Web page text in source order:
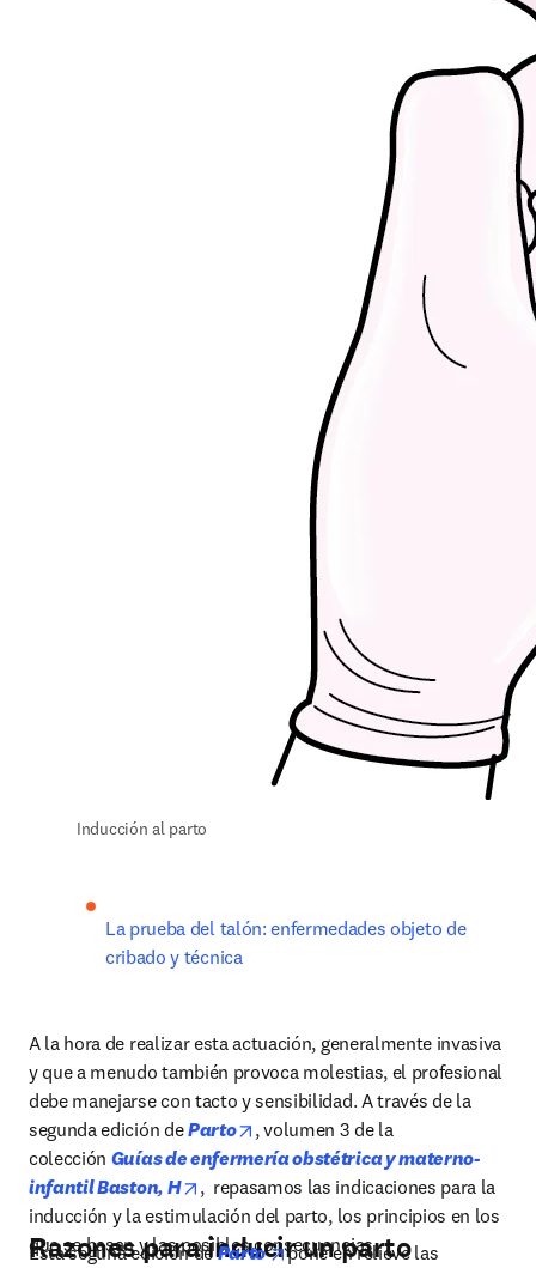
Inducción al parto
La prueba del talón: enfermedades objeto de
cribado y técnica
A la hora de realizar esta actuación, generalmente invasiva
y que a menudo también provoca molestias, el profesional
debe manejarse con tacto y sensibilidad. A través de la
segunda edición de Parto opens in new tab/window
, volumen 3 de la
colección Guías de enfermería obstétrica y materno-
infantil Baston, H
opens in new tab/window
,  repasamos las indicaciones para la
inducción y la estimulación del parto, los principios en los
que se basan y las posibles consecuencias.
Razones para inducir un parto
Esta seguna edición de Parto opens in new tab/window
pone en relieve las